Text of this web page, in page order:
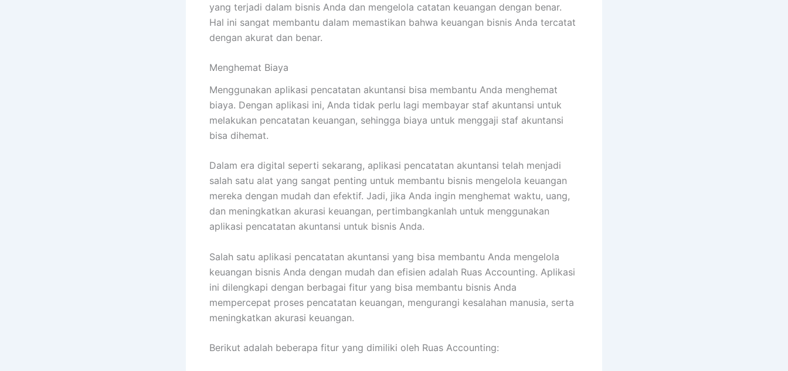
yang terjadi dalam bisnis Anda dan mengelola catatan keuangan dengan benar.
Hal ini sangat membantu dalam memastikan bahwa keuangan bisnis Anda tercatat
dengan akurat dan benar.
Menghemat Biaya
Menggunakan aplikasi pencatatan akuntansi bisa membantu Anda menghemat
biaya. Dengan aplikasi ini, Anda tidak perlu lagi membayar staf akuntansi untuk
melakukan pencatatan keuangan, sehingga biaya untuk menggaji staf akuntansi
bisa dihemat.
Dalam era digital seperti sekarang, aplikasi pencatatan akuntansi telah menjadi
salah satu alat yang sangat penting untuk membantu bisnis mengelola keuangan
mereka dengan mudah dan efektif. Jadi, jika Anda ingin menghemat waktu, uang,
dan meningkatkan akurasi keuangan, pertimbangkanlah untuk menggunakan
aplikasi pencatatan akuntansi untuk bisnis Anda.
Salah satu aplikasi pencatatan akuntansi yang bisa membantu Anda mengelola
keuangan bisnis Anda dengan mudah dan efisien adalah Ruas Accounting. Aplikasi
ini dilengkapi dengan berbagai fitur yang bisa membantu bisnis Anda
mempercepat proses pencatatan keuangan, mengurangi kesalahan manusia, serta
meningkatkan akurasi keuangan.
Berikut adalah beberapa fitur yang dimiliki oleh Ruas Accounting: